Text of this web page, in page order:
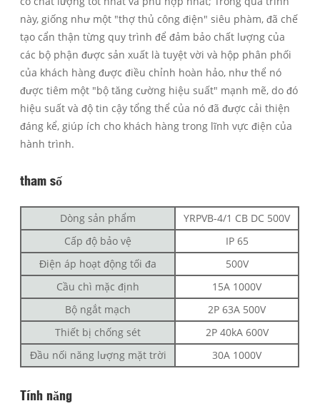
này, giống như một "thợ thủ công điện" siêu phàm, đã chế
tạo cẩn thận từng quy trình để đảm bảo chất lượng của
các bộ phận được sản xuất là tuyệt vời và hộp phân phối
của khách hàng được điều chỉnh hoàn hảo, như thể nó
được tiêm một "bộ tăng cường hiệu suất" mạnh mẽ, do đó
hiệu suất và độ tin cậy tổng thể của nó đã được cải thiện
đáng kể, giúp ích cho khách hàng trong lĩnh vực điện của
hành trình.
tham số
Dòng sản phẩm
YRPVB-4/1 CB DC 500V
Cấp độ bảo vệ
IP 65
Điện áp hoạt động tối đa
500V
Cầu chì mặc định
15A 1000V
Bộ ngắt mạch
2P 63A 500V
Thiết bị chống sét
2P 40kA 600V
Đầu nối năng lượng mặt trời
30A 1000V
Tính năng